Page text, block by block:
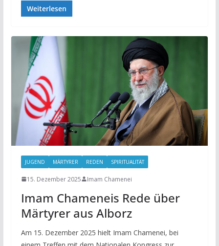
Weiterlesen
JUGEND MÄRTYRER REDEN SPIRITUALITÄT
15. Dezember 2025 Imam Chamenei
Imam Chameneis Rede über
Märtyrer aus Alborz
Am 15. Dezember 2025 hielt Imam Chamenei, bei